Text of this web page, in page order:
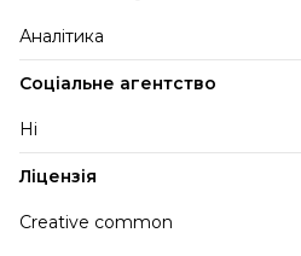
Аналітика
Соціальне агентство
Ні
Ліцензія
Creative common